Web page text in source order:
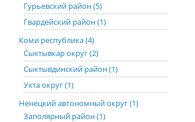
Гурьевский район (5)
Гвардейский район (1)
Коми республика (4)
Сыктывкар округ (2)
Сыктывдинский район (1)
Ухта округ (1)
Ненецкий автономный округ (1)
Заполярный район (1)